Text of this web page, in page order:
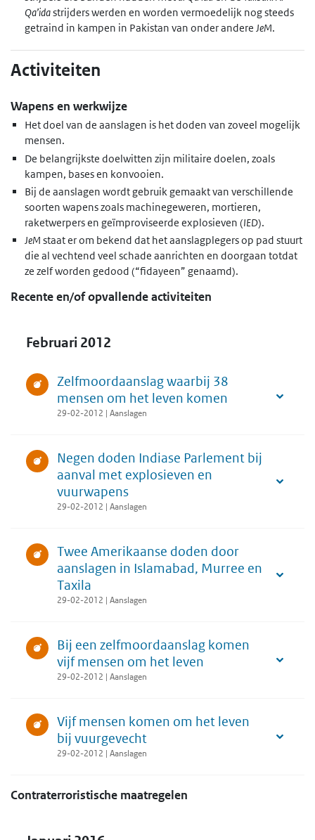
Qa’idastrijders werden en worden vermoedelijk nog steeds
getraind in kampen in Pakistan van onder andere JeM.
Activiteiten
Wapens en werkwijze
Het doel van de aanslagen is het doden van zoveel mogelijk
mensen.
De belangrijkste doelwitten zijn militaire doelen, zoals
kampen, bases en konvooien.
Bij de aanslagen wordt gebruik gemaakt van verschillende
soorten wapens zoals machinegeweren, mortieren,
raketwerpers en geïmproviseerde explosieven (IED).
JeM staat er om bekend dat het aanslagplegers op pad stuurt
die al vechtend veel schade aanrichten en doorgaan totdat
ze zelf worden gedood (“fidayeen” genaamd).
Recente en/of opvallende activiteiten
Februari 2012
Zelfmoordaanslag waarbij 38
mensen om het leven komen
29-02-2012 | Aanslagen
Negen doden Indiase Parlement bij
aanval met explosieven en
vuurwapens
29-02-2012 | Aanslagen
Twee Amerikaanse doden door
aanslagen in Islamabad, Murree en
Taxila
29-02-2012 | Aanslagen
Bij een zelfmoordaanslag komen
vijf mensen om het leven
29-02-2012 | Aanslagen
Vijf mensen komen om het leven
bij vuurgevecht
29-02-2012 | Aanslagen
Contraterroristische maatregelen